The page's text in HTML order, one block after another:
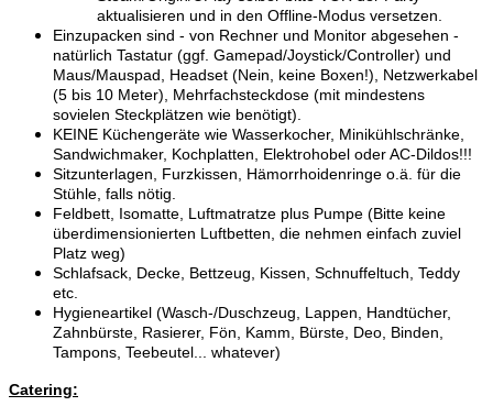
aktualisieren und in den Offline-Modus versetzen.
Einzupacken sind - von Rechner und Monitor abgesehen -
natürlich Tastatur (ggf. Gamepad/Joystick/Controller) und
Maus/Mauspad, Headset (Nein, keine Boxen!), Netzwerkabel
(5 bis 10 Meter), Mehrfachsteckdose (mit mindestens
sovielen Steckplätzen wie benötigt).
KEINE Küchengeräte wie Wasserkocher, Minikühlschränke,
Sandwichmaker, Kochplatten, Elektrohobel oder AC-Dildos!!!
Sitzunterlagen, Furzkissen, Hämorrhoidenringe o.ä. für die
Stühle, falls nötig.
Feldbett, Isomatte, Luftmatratze plus Pumpe (Bitte keine
überdimensionierten Luftbetten, die nehmen einfach zuviel
Platz weg)
Schlafsack, Decke, Bettzeug, Kissen, Schnuffeltuch, Teddy
etc.
Hygieneartikel (Wasch-/Duschzeug, Lappen, Handtücher,
Zahnbürste, Rasierer, Fön, Kamm, Bürste, Deo, Binden,
Tampons, Teebeutel... whatever)
Catering: